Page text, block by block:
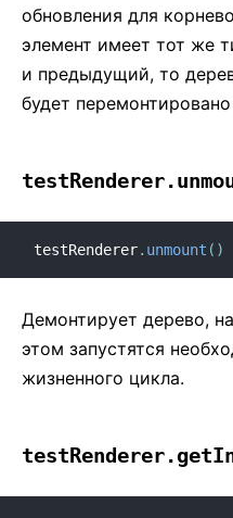
обновления для
элемент имеет тот же
и предыдущий, то
будет
testRenderer. unmount ( )
Демонтирует дерево,
этом запустятся
жизненного цикла.